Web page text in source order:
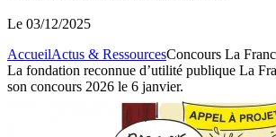
Le 03/12/2025
AccueilActus & RessourcesConcours La
La fondation reconnue d’utilité publique La
son concours 2026 le 6 janvier.